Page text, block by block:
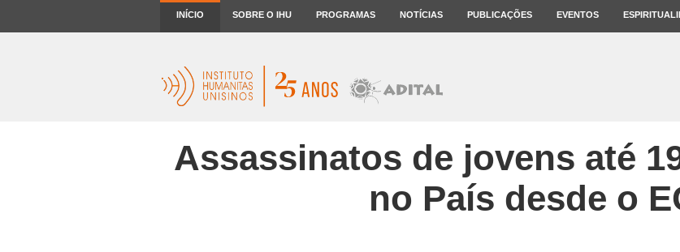
INÍCIO SOBRE O IHU PROGRAMAS NOTÍCIAS PUBLICAÇÕES EVENTOS
Assassinatos de jovens até
no País desde o